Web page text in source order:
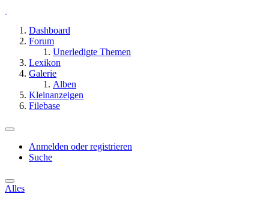
Dashboard
Forum
Unerledigte Themen
Lexikon
Galerie
Alben
Kleinanzeigen
Filebase
Anmelden oder registrieren
Suche
Alles